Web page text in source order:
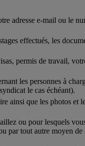
adresse e-mail ou le
effectués, les
permis de travail,
les personnes à
le cas échéant).
ainsi que les photos et
ou pour lesquels
par tout autre moyen